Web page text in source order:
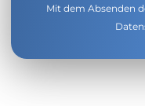
Mit dem Absenden